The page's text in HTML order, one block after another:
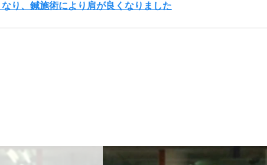
り、鍼施術により肩が良くなりました